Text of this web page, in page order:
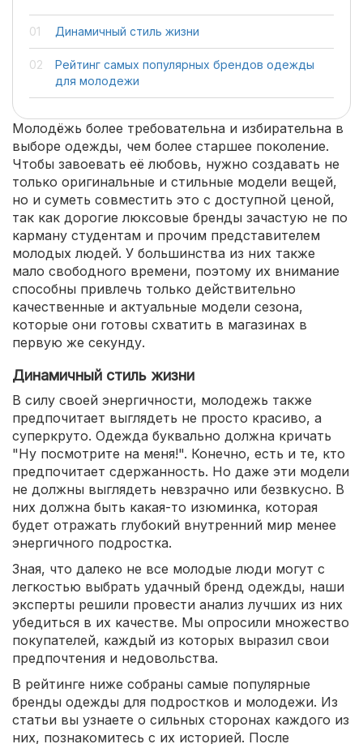
Динамичный стиль жизни
Рейтинг самых популярных брендов одежды
для молодежи
Молодёжь более требовательна и избирательна в
выборе одежды, чем более старшее поколение.
Чтобы завоевать её любовь, нужно создавать не
только оригинальные и стильные модели вещей,
но и суметь совместить это с доступной ценой,
так как дорогие люксовые бренды зачастую не по
карману студентам и прочим представителем
молодых людей. У большинства из них также
мало свободного времени, поэтому их внимание
способны привлечь только действительно
качественные и актуальные модели сезона,
которые они готовы схватить в магазинах в
первую же секунду.
Динамичный стиль жизни
В силу своей энергичности, молодежь также
предпочитает выглядеть не просто красиво, а
суперкруто. Одежда буквально должна кричать
"Ну посмотрите на меня!". Конечно, есть и те, кто
предпочитает сдержанность. Но даже эти модели
не должны выглядеть невзрачно или безвкусно. В
них должна быть какая-то изюминка, которая
будет отражать глубокий внутренний мир менее
энергичного подростка.
Зная, что далеко не все молодые люди могут с
легкостью выбрать удачный бренд одежды, наши
эксперты решили провести анализ лучших из них
убедиться в их качестве. Мы опросили множество
покупателей, каждый из которых выразил свои
предпочтения и недовольства.
В рейтинге ниже собраны самые популярные
бренды одежды для подростков и молодежи. Из
статьи вы узнаете о сильных сторонах каждого из
них, познакомитесь с их историей. После